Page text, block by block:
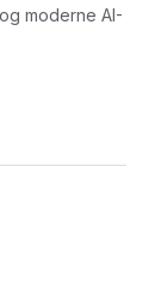
moderne AI-